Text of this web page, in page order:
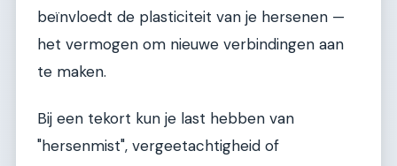
beïnvloedt de plasticiteit van je hersenen —
het vermogen om nieuwe verbindingen aan
te maken.
Bij een tekort kun je last hebben van
"hersenmist", vergeetachtigheid of